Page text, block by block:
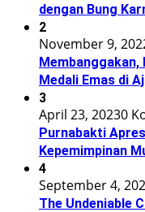
dengan Bung
2
November 9,
Membanggakan,
Medali Emas di
3
April 23, 20230
Purnabakti
Kepemimpinan
4
September 4,
The Undeniable